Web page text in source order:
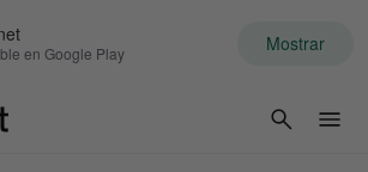
en Google Play Mostrar